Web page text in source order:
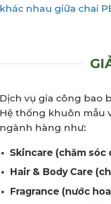
khác nhau giữa chai
Dịch vụ gia công bao
Hệ thống khuôn mẫu
ngành hàng như:
Skincare (chăm sóc
Hair & Body Care
Fragrance (nước